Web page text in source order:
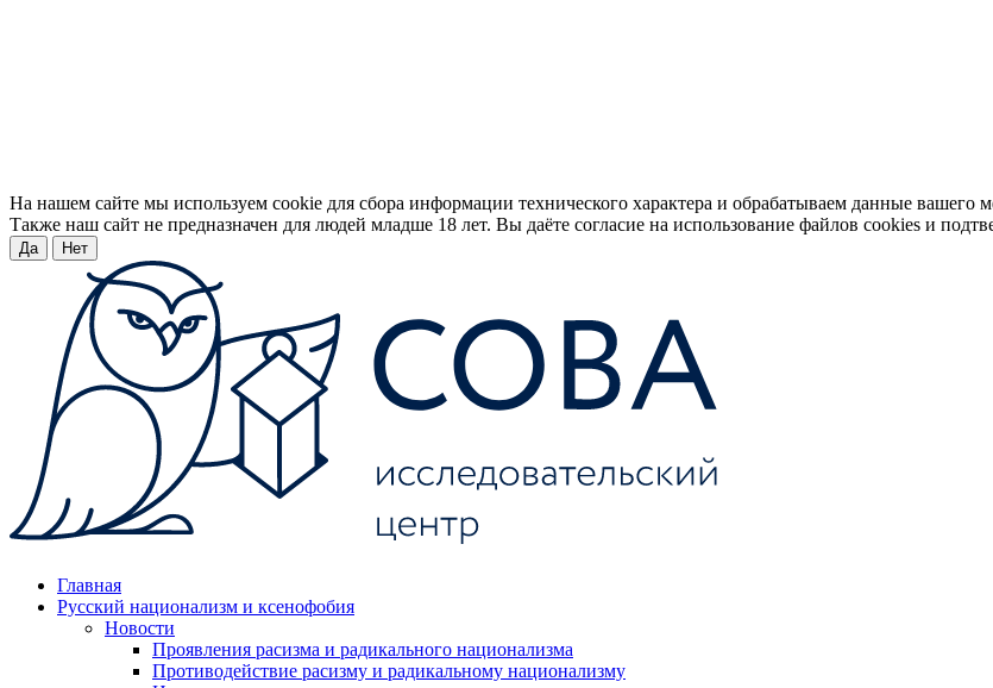
На нашем сайте мы используем cookie для сбора информации технического характера и обрабатываем данные вашего
Также наш сайт не предназначен для людей младше 18 лет. Вы даёте согласие на использование файлов cookies и
Да Нет
Главная
Русский национализм и ксенофобия
Новости
Проявления расизма и радикального национализма
Противодействие расизму и радикальному национализму